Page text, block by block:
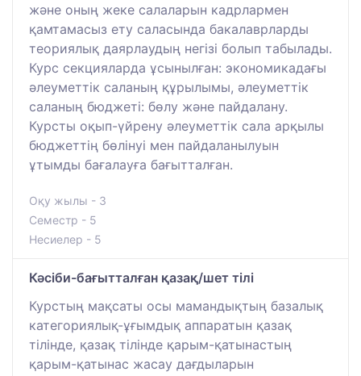
және оның жеке салаларын кадрлармен
қамтамасыз ету саласында бакалаврларды
теориялық даярлаудың негізі болып табылады.
Курс секцияларда ұсынылған: экономикадағы
әлеуметтік саланың құрылымы, әлеуметтік
саланың бюджеті: бөлу және пайдалану.
Курсты оқып-үйрену әлеуметтік сала арқылы
бюджеттің бөлінуі мен пайдаланылуын
ұтымды бағалауға бағытталған.
Оқу жылы - 3
Семестр - 5
Несиелер - 5
Кәсіби-бағытталған қазақ/шет тілі
Курстың мақсаты осы мамандықтың базалық
категориялық-ұғымдық аппаратын қазақ
тілінде, қазақ тілінде қарым-қатынастың
қарым-қатынас жасау дағдыларын